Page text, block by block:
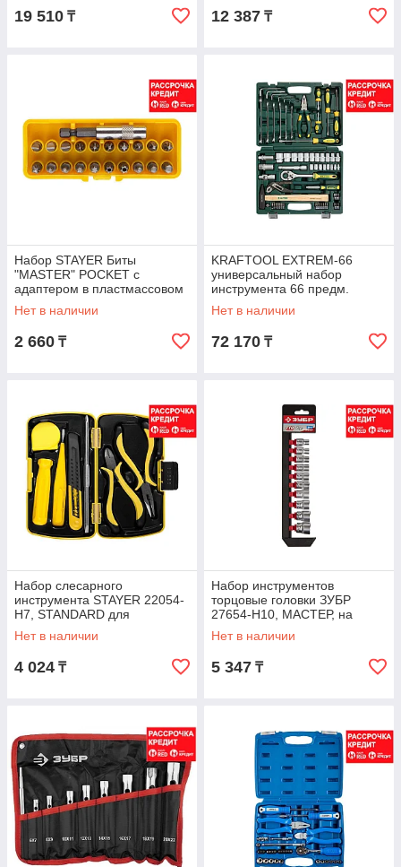
19 510 ₸ 12 387 ₸
Набор STAYER Биты
"MASTER" POCKET с
адаптером в пластмассовом
боксе, 21 предмет (2-26087-
H21)
Нет в наличии
2 660 ₸
KRAFTOOL EXTREM-66
универсальный набор
инструмента 66 предм.
(27976-H66)
Нет в наличии
72 170 ₸
Набор слесарного
инструмента STAYER 22054-
H7, STANDARD для
ремонтных работ, 7
предметов
Нет в наличии
4 024 ₸
Набор инструментов
торцовые головки ЗУБР
27654-H10, МАСТЕР, на
пластиковом рельсе, Cr-V, 8 -
19 мм, 10
Нет в наличии
5 347 ₸